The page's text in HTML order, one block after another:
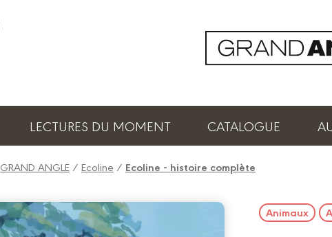
LECTURES DU MOMENT CATALOGUE
GRAND ANGLE / Ecoline / Ecoline - histoire complète
Animaux